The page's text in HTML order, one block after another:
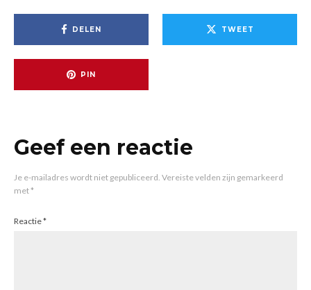
DELEN TWEET
PIN
Geef een reactie
Je e-mailadres wordt niet gepubliceerd. Vereiste velden zijn gemarkeerd
met*
Reactie*